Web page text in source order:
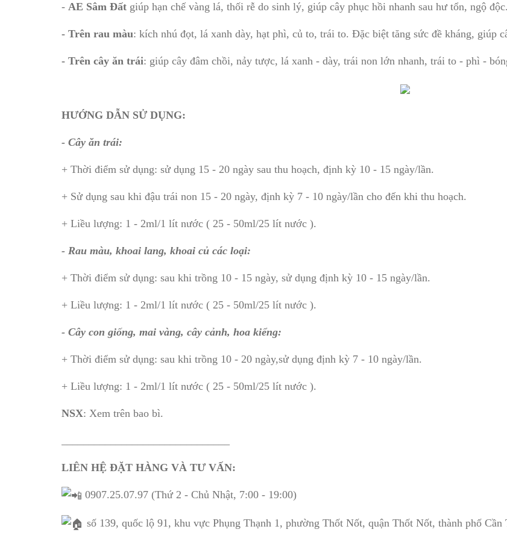
- AE Sâm Đất giúp hạn chế vàng lá, thối rễ do sinh lý, giúp cây phục hồi nhanh sau hư tổn, ngộ độc.
- Trên rau màu: kích nhú đọt, lá xanh dày, hạt phì, củ to, trái to. Đặc biệt tăng sức đề kháng, giúp
- Trên cây ăn trái: giúp cây đâm chồi, nảy tược, lá xanh - dày, trái non lớn nhanh, trái to - phì -
HƯỚNG DẪN SỬ DỤNG:
- Cây ăn trái:
+ Thời điểm sử dụng: sử dụng 15 - 20 ngày sau thu hoạch, định kỳ 10 - 15 ngày/lần.
+ Sử dụng sau khi đậu trái non 15 - 20 ngày, định kỳ 7 - 10 ngày/lần cho đến khi thu hoạch.
+ Liều lượng: 1 - 2ml/1 lít nước ( 25 - 50ml/25 lít nước ).
- Rau màu, khoai lang, khoai củ các loại:
+ Thời điểm sử dụng: sau khi trồng 10 - 15 ngày, sử dụng định kỳ 10 - 15 ngày/lần.
+ Liều lượng: 1 - 2ml/1 lít nước ( 25 - 50ml/25 lít nước ).
- Cây con giống, mai vàng, cây cảnh, hoa kiểng:
+ Thời điểm sử dụng: sau khi trồng 10 - 20 ngày,sử dụng định kỳ 7 - 10 ngày/lần.
+ Liều lượng: 1 - 2ml/1 lít nước ( 25 - 50ml/25 lít nước ).
NSX: Xem trên bao bì.
LIÊN HỆ ĐẶT HÀNG VÀ TƯ VẤN:
0907.25.07.97 (Thứ 2 - Chủ Nhật, 7:00 - 19:00)
số 139, quốc lộ 91, khu vực Phụng Thạnh 1, phường Thốt Nốt, quận Thốt Nốt, thành phố Cần